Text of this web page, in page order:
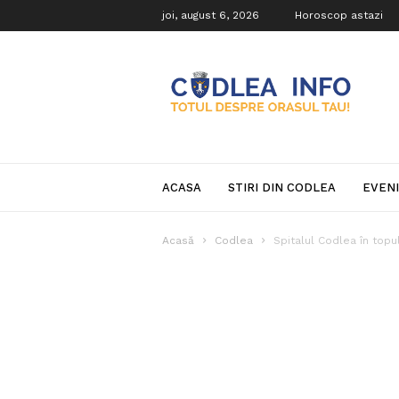
joi, august 6, 2026 Horoscop astazi
Info
ACASA STIRI DIN CODLEA
Acasă Codlea Spitalul Codlea în